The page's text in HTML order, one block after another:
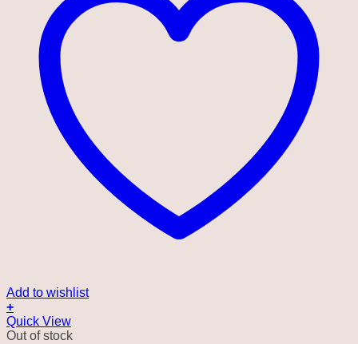
Add to wishlist
+
Quick View
Out of stock